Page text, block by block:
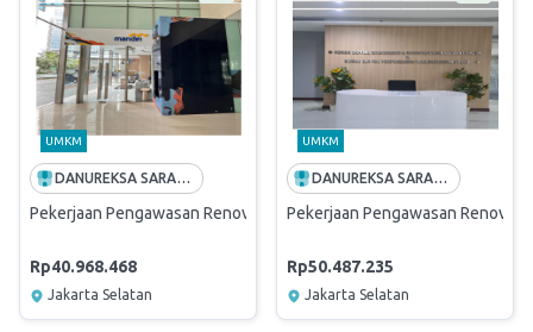
UMKM
DANUREKSA SARANA CIPTA
Pekerjaan Pengawasan Renovasi Relokasi KCP Jakarta Bluegreen
Rp40.968.468
Jakarta Selatan
UMKM
DANUREKSA SARANA CIPTA
Pekerjaan Pengawasan
Rp50.487.235
Jakarta Selatan